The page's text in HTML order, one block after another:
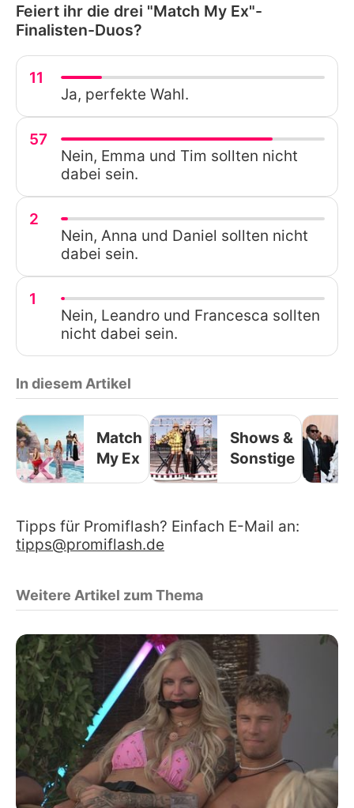
Feiert ihr die drei "Match My Ex"-
Finalisten-Duos?
11
Ja, perfekte Wahl.
57
Nein, Emma und Tim sollten nicht
dabei sein.
2
Nein, Anna und Daniel sollten nicht
dabei sein.
1
Nein, Leandro und Francesca sollten
nicht dabei sein.
In diesem Artikel
Match
My Ex
Shows &
Sonstige
Tipps für Promiflash? Einfach E-Mail an:
tipps@promiflash.de
Weitere Artikel zum Thema